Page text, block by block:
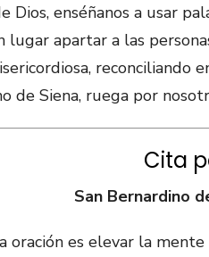
Dios, enséñanos a usar
lugar apartar a las
reconciliando
de Siena, ruega por
Cita
San Bernardino
oración es elevar la mente